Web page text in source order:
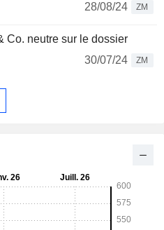
28/08/24
ZM
Co. neutre sur le dossier
30/07/24
ZM